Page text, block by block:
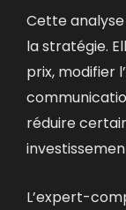
Cette
la stratégie.
prix, modifier
réduire
L’expert-